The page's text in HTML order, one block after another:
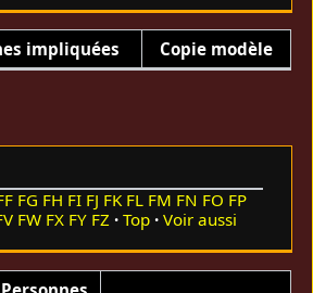
impliquées Copie modèle
FG FH FI FJ FK FL FM FN FO FP
FW FX FY FZ Top Voir aussi